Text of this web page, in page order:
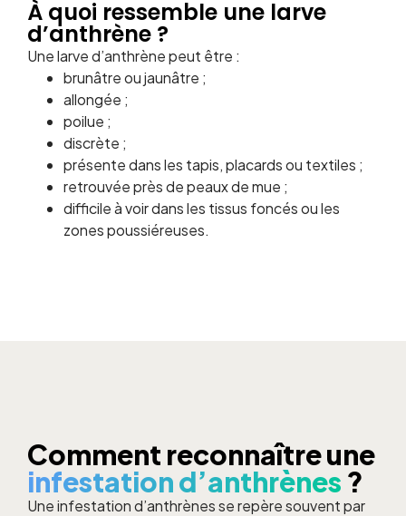
À quoi ressemble une larve
d’anthrène ?
Une larve d’anthrène peut être :
brunâtre ou jaunâtre ;
allongée ;
poilue ;
discrète ;
présente dans les tapis, placards ou textiles ;
retrouvée près de peaux de mue ;
difficile à voir dans les tissus foncés ou les
zones poussiéreuses.
Comment reconnaître une
infestation d’anthrènes ?
Une infestation d’anthrènes se repère souvent par